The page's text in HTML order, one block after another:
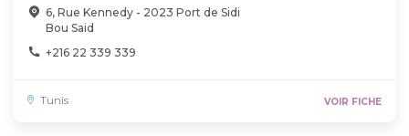
6, Rue Kennedy - 2023 Port de Sidi
Bou Said
+216 22 339 339
Tunis VOIR FICHE